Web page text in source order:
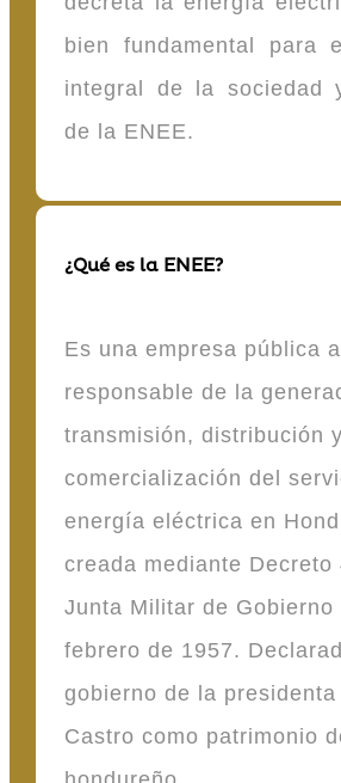
bien fundamental para
integral de la sociedad
de la ENEE.
¿Qué es la ENEE?
Es una empresa pública
responsable de la
transmisión, distribución y
comercialización del
energía eléctrica en
creada mediante Decreto
Junta Militar de Gobierno
febrero de 1957.
gobierno de la presidenta
Castro como patrimonio